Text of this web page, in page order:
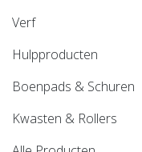
Verf
Hulpproducten
Boenpads & Schuren
Kwasten & Rollers